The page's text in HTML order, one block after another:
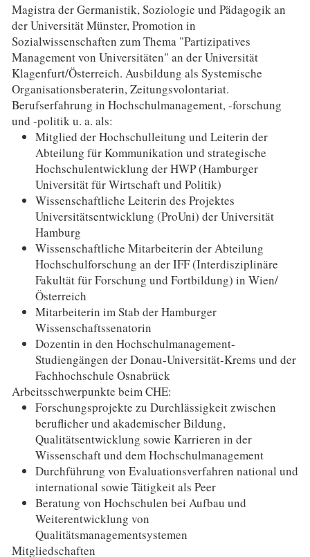
Magistra der Germanistik, Soziologie und Pädagogik an
der Universität Münster, Promotion in
Sozialwissenschaften zum Thema "Partizipatives
Management von Universitäten" an der Universität
Klagenfurt/Österreich. Ausbildung als Systemische
Organisationsberaterin, Zeitungsvolontariat.
Berufserfahrung in Hochschulmanagement, -forschung
und -politik u. a. als:
Mitglied der Hochschulleitung und Leiterin der
Abteilung für Kommunikation und strategische
Hochschulentwicklung der HWP (Hamburger
Universität für Wirtschaft und Politik)
Wissenschaftliche Leiterin des Projektes
Universitätsentwicklung (ProUni) der Universität
Hamburg
Wissenschaftliche Mitarbeiterin der Abteilung
Hochschulforschung an der IFF (Interdisziplinäre
Fakultät für Forschung und Fortbildung) in Wien/
Österreich
Mitarbeiterin im Stab der Hamburger
Wissenschaftssenatorin
Dozentin in den Hochschulmanagement-
Studiengängen der Donau-Universität-Krems und der
Fachhochschule Osnabrück
Arbeitsschwerpunkte beim CHE:
Forschungsprojekte zu Durchlässigkeit zwischen
beruflicher und akademischer Bildung,
Qualitätsentwicklung sowie Karrieren in der
Wissenschaft und dem Hochschulmanagement
Durchführung von Evaluationsverfahren national und
international sowie Tätigkeit als Peer
Beratung von Hochschulen bei Aufbau und
Weiterentwicklung von
Qualitätsmanagementsystemen
Mitgliedschaften